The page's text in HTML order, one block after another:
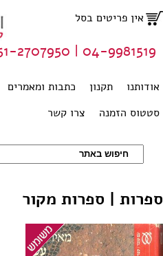
אין פריטים בסל
אודותנו תקנון כתבות ומאמרים
סטטוס הזמנה
צרו קשר
04-9981519 | 051-2707950
ספרות | ספרות מקור